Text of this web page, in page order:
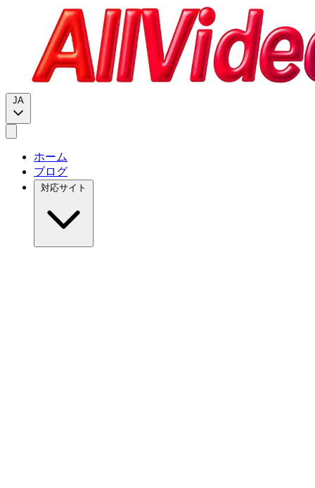
JA
ホーム
ブログ
対応サイト